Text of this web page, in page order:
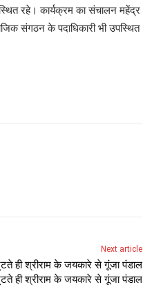
रहे। कार्यक्रम का संचालन महेंद्र
संगठन के पदाधिकारी भी उपस्थित
Next article
ही श्रीराम के जयकारे से गूंजा पंडाल